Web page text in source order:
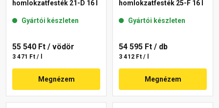
homlokzatfesték 21-D 16 l
Gyártói készleten
55 540 Ft / vödör
3 471 Ft / l
Megnézem
homlokzatfesték 25-F 16 l
Gyártói készleten
54 595 Ft / db
3 412 Ft / l
Megnézem